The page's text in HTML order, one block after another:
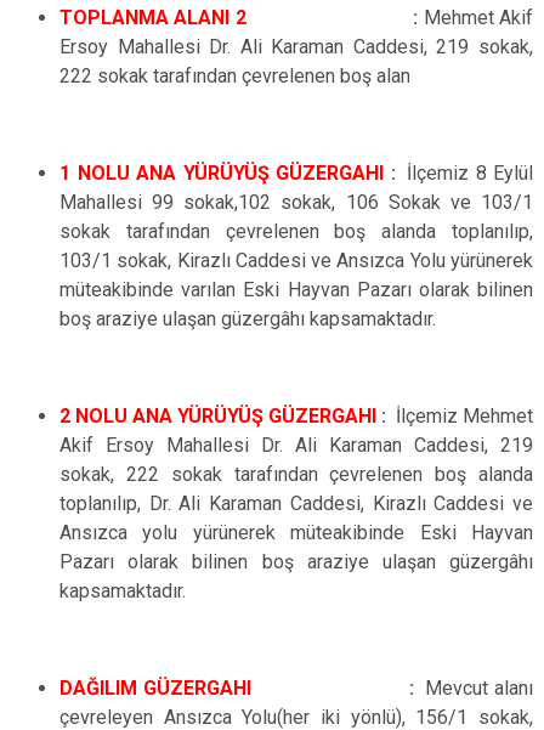
TOPLANMA ALANI 2 : Mehmet Akif
Ersoy Mahallesi Dr. Ali Karaman Caddesi, 219 sokak,
222 sokak tarafından çevrelenen boş alan
1 NOLU ANA YÜRÜYÜŞ GÜZERGAHI : İlçemiz 8 Eylül
Mahallesi 99 sokak,102 sokak, 106 Sokak ve 103/1
sokak tarafından çevrelenen boş alanda toplanılıp,
103/1 sokak, Kirazlı Caddesi ve Ansızca Yolu yürünerek
müteakibinde varılan Eski Hayvan Pazarı olarak bilinen
boş araziye ulaşan güzergâhı kapsamaktadır.
2 NOLU ANA YÜRÜYÜŞ GÜZERGAHI : İlçemiz Mehmet
Akif Ersoy Mahallesi Dr. Ali Karaman Caddesi, 219
sokak, 222 sokak tarafından çevrelenen boş alanda
toplanılıp, Dr. Ali Karaman Caddesi, Kirazlı Caddesi ve
Ansızca yolu yürünerek müteakibinde Eski Hayvan
Pazarı olarak bilinen boş araziye ulaşan güzergâhı
kapsamaktadır.
DAĞILIM GÜZERGAHI : Mevcut alanı
çevreleyen Ansızca Yolu(her iki yönlü), 156/1 sokak,